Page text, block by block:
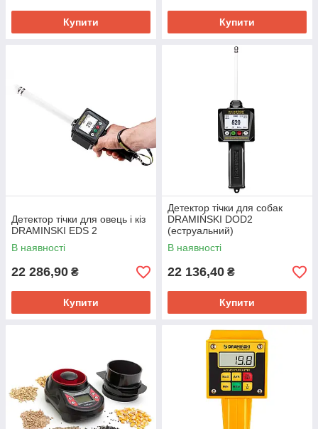
Купити Купити
Детектор тічки для овець і кіз
DRAMINSKI EDS 2
В наявності
22 286,90 ₴
Купити
Детектор тічки для собак
DRAMIŃSKI DOD2
(еструальний)
В наявності
22 136,40 ₴
Купити